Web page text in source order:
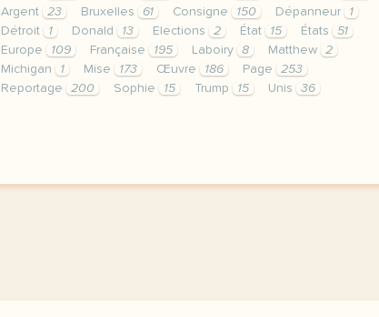
Argent
23 Bruxelles 61 Consigne 150 Dépanneur
1
Détroit
1 Donald 13 Elections 2 État 15 États
51
Europe
109 Française 195 Laboiry 8 Matthew
2
Michigan
1 Mise 173 Œuvre 186 Page
253
Reportage
200 Sophie 15 Trump 15 Unis 36